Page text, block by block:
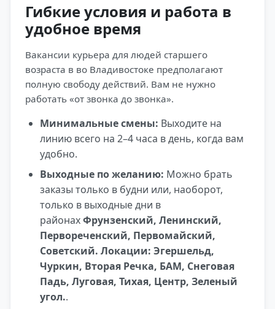
Гибкие условия и работа в
удобное время
Вакансии курьера для людей старшего
возраста в во Владивостоке предполагают
полную свободу действий. Вам не нужно
работать «от звонка до звонка».
Минимальные смены: Выходите на
линию всего на 2–4 часа в день, когда вам
удобно.
Выходные по желанию: Можно брать
заказы только в будни или, наоборот,
только в выходные дни в
районахФрунзенский, Ленинский,
Первореченский, Первомайский,
Советский. Локации: Эгершельд,
Чуркин, Вторая Речка, БАМ, Снеговая
Падь, Луговая, Тихая, Центр, Зеленый
угол..